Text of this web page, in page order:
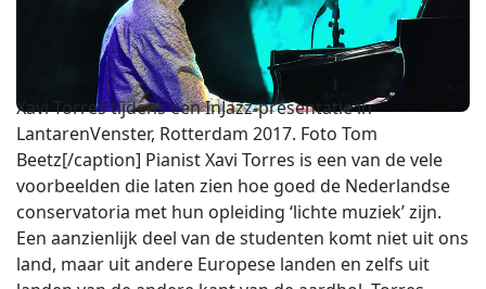
Xavi Torres tijdens een InJazz-presentatie in
LantarenVenster, Rotterdam 2017. Foto Tom
Beetz[/caption] Pianist Xavi Torres is een van de vele
voorbeelden die laten zien hoe goed de Nederlandse
conservatoria met hun opleiding ‘lichte muziek’ zijn.
Een aanzienlijk deel van de studenten komt niet uit ons
land, maar uit andere Europese landen en zelfs uit